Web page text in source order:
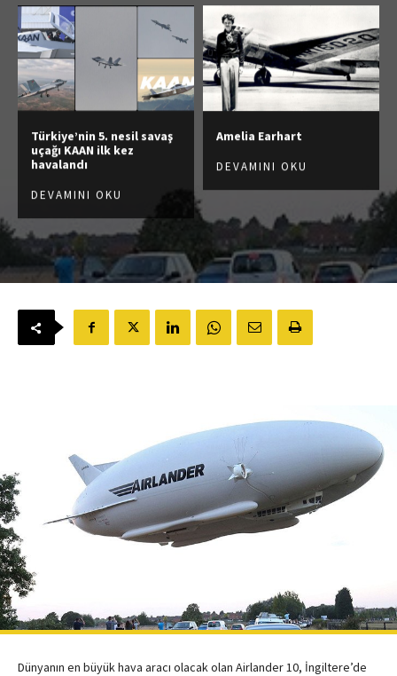
Türkiye’nin 5. nesil savaş
uçağı KAAN ilk kez
havalandı
DEVAMINI OKU
Amelia Earhart
DEVAMINI OKU
Dünyanın en büyük hava aracı olacak olan Airlander 10, İngiltere’de